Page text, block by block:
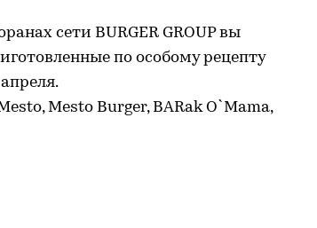
сети BURGER GROUP вы
по особому рецепту
Mesto Burger, BARak O`Mama,